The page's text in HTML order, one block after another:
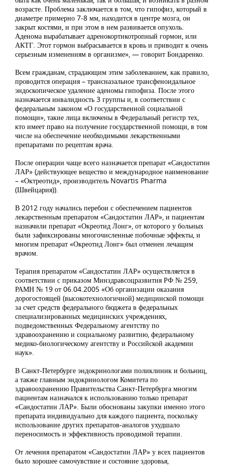
возрасте. Проблема заключается в том, что гипофиз, который в
диаметре примерно 7-8 мм, находится в центре мозга, он
закрыт костями, и при этом в нем развивается опухоль.
Аденома вырабатывает адренокортикотропный гормон, или
АКТГ. Этот гормон выбрасывается в кровь и приводит к очень
серьезным изменениям в организме», — говорит Бондаренко.
Всем гражданам, страдающим этим заболеванием, как правило,
проводится операция – трансназальное трансфеноидальное
эндоскопическое удаление аденомы гипофиза. После этого
назначается инвалидность 3 группы и, в соответствии с
федеральным законом «О государственной социальной
помощи», такие лица включены в Федеральный регистр тех,
кто имеет право на получение государственной помощи, в том
числе на обеспечение необходимыми лекарственными
препаратами по рецептам врача.
После операции чаще всего назначается препарат «Сандостатин
ЛАР» (действующее вещество и международное наименование
– «Октреотид», производитель Novartis Pharma
(Швейцария)).
В 2012 году начались перебои с обеспечением пациентов
лекарственным препаратом «Сандостатин ЛАР», и пациентам
назначили препарат «Окреотид Лонг», от которого у больных
были зафиксированы многочисленные побочные эффекты, и
многим препарат «Окреотид Лонг» был отменен лечащим
врачом.
Терапия препаратом «Сандостатин ЛАР» осуществляется в
соответствии с приказом Минздравсоцразвития РФ № 259,
РАМН № 19 от 06.04.2005 «Об организации оказания
дорогостоящей (высокотехнологичной) медицинской помощи
за счет средств федерального бюджета в федеральных
специализированных медицинских учреждениях,
подведомственных Федеральному агентству по
здравоохранению и социальному развитию, федеральному
медико-биологическому агентству и Российской академии
наук».
В Санкт-Петербурге эндокринологами поликлиник и больниц,
а также главным эндокринологом Комитета по
здравоохранению Правительства Санкт-Петербурга многим
пациентам назначался к использованию только препарат
«Сандостатин ЛАР». Были обоснованы закупки именно этого
препарата индивидуально для каждого пациента, поскольку
использование других препаратов-аналогов ухудшало
переносимость и эффективность проводимой терапии.
От лечения препаратом «Сандостатин ЛАР» у всех пациентов
было хорошее самочувствие и состояние здоровья,